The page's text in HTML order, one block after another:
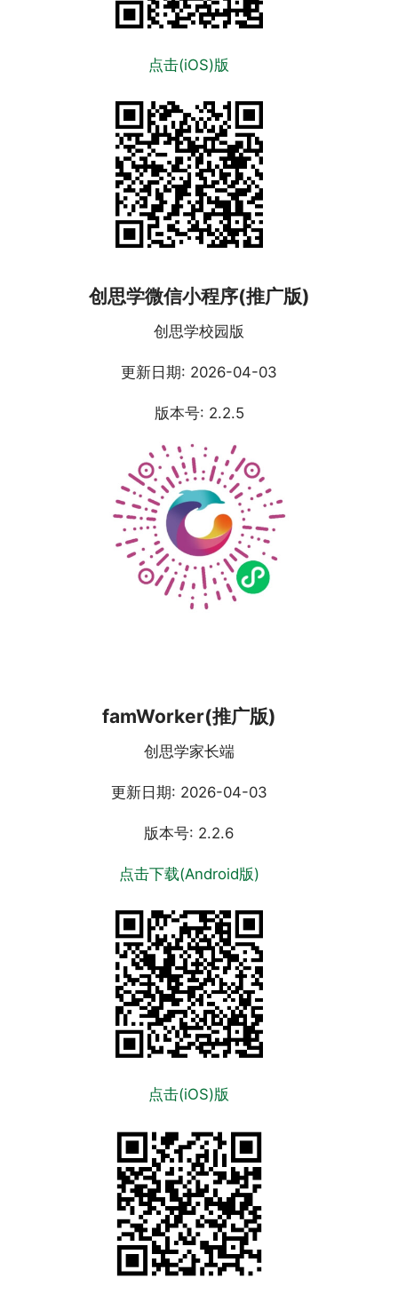
点击(iOS)版
创思学微信小程序(推广版)
创思学校园版
更新日期: 2026-04-03
版本号: 2.2.5
famWorker(推广版)
创思学家长端
更新日期: 2026-04-03
版本号: 2.2.6
点击下载(Android版)
点击(iOS)版